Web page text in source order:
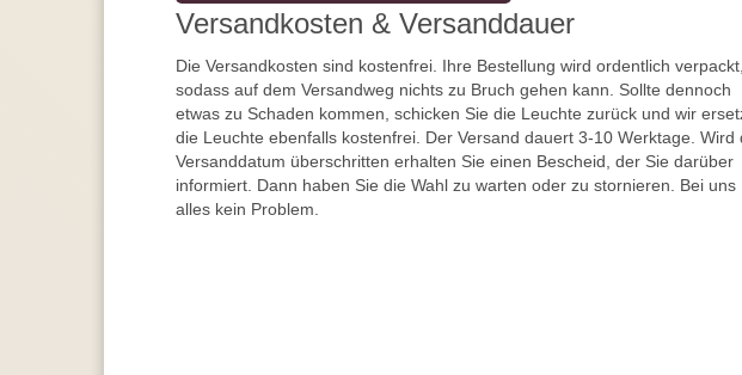
Versandkosten & Versanddauer
Die Versandkosten sind kostenfrei. Ihre Bestellung wird ordentlich verpackt,
sodass auf dem Versandweg nichts zu Bruch gehen kann. Sollte dennoch
etwas zu Schaden kommen, schicken Sie die Leuchte zurück und wir
die Leuchte ebenfalls kostenfrei. Der Versand dauert 3-10 Werktage. Wird
Versanddatum überschritten erhalten Sie einen Bescheid, der Sie darüber
informiert. Dann haben Sie die Wahl zu warten oder zu stornieren. Bei uns
alles kein Problem.